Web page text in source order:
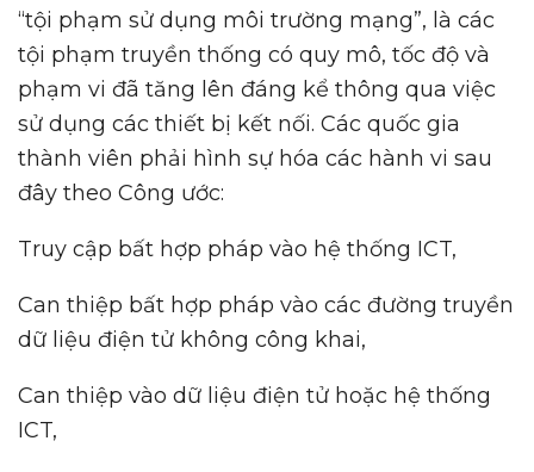
“tội phạm sử dụng môi trường mạng”, là các
tội phạm truyền thống có quy mô, tốc độ và
phạm vi đã tăng lên đáng kể thông qua việc
sử dụng các thiết bị kết nối. Các quốc gia
thành viên phải hình sự hóa các hành vi sau
đây theo Công ước:
Truy cập bất hợp pháp vào hệ thống ICT,
Can thiệp bất hợp pháp vào các đường truyền
dữ liệu điện tử không công khai,
Can thiệp vào dữ liệu điện tử hoặc hệ thống
ICT,